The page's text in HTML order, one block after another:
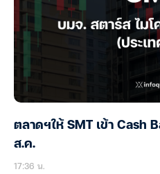
ตลาดฯให้ SMT เข้า Cash
ส.ค.
17:36 น.